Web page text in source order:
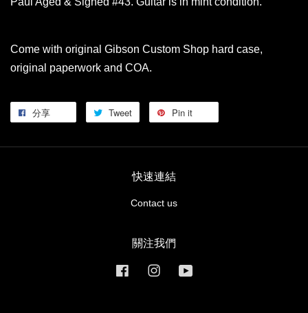
Come with original Gibson Custom Shop hard case,
original paperwork and COA.
分享 Tweet Pin it
快速連結
Contact us
關注我們
FacebookInstagram